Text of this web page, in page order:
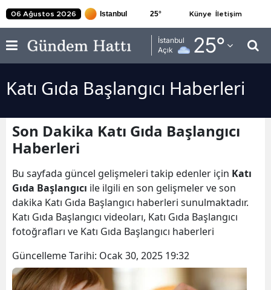
06 Ağustos 2026 25° Künye İletişim
İstanbul
Açık
25°
Adana
Adıyaman
Afyonkarahisar
Amasya
Antalya
Artvin
Aydın
Balıkesir
Bilecik
Katı Gıda Başlangıcı Haberleri
Son Dakika Katı Gıda Başlangıcı
Haberleri
Bu sayfada güncel gelişmeleri takip edenler için Katı
Gıda Başlangıcı ile ilgili en son gelişmeler ve son
dakika Katı Gıda Başlangıcı haberleri sunulmaktadır.
Katı Gıda Başlangıcı videoları, Katı Gıda Başlangıcı
fotoğrafları ve Katı Gıda Başlangıcı haberleri
Güncelleme Tarihi: Ocak 30, 2025 19:32